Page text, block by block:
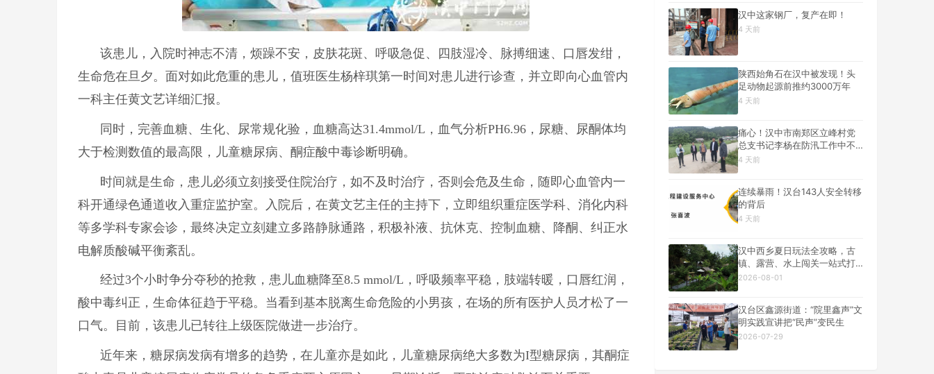
该患儿，入院时神志不清，烦躁不安，皮肤花斑、呼吸急促、四肢湿冷、脉搏细速、口唇发绀，
生命危在旦夕。面对如此危重的患儿，值班医生杨梓琪第一时间对患儿进行诊查，并立即向心血管内
一科主任黄文艺详细汇报。
同时，完善血糖、生化、尿常规化验，血糖高达31.4mmol/L，血气分析PH6.96，尿糖、尿酮体均
大于检测数值的最高限，儿童糖尿病、酮症酸中毒诊断明确。
时间就是生命，患儿必须立刻接受住院治疗，如不及时治疗，否则会危及生命，随即心血管内一
科开通绿色通道收入重症监护室。入院后，在黄文艺主任的主持下，立即组织重症医学科、消化内科
等多学科专家会诊，最终决定立刻建立多路静脉通路，积极补液、抗休克、控制血糖、降酮、纠正水
电解质酸碱平衡紊乱。
经过3个小时争分夺秒的抢救，患儿血糖降至8.5 mmol/L，呼吸频率平稳，肢端转暖，口唇红润，
酸中毒纠正，生命体征趋于平稳。当看到基本脱离生命危险的小男孩，在场的所有医护人员才松了一
口气。目前，该患儿已转往上级医院做进一步治疗。
近年来，糖尿病发病有增多的趋势，在儿童亦是如此，儿童糖尿病绝大多数为I型糖尿病，其酮症
汉中这家钢厂，复产在即！
4 天前
陕西始角石在汉中被发现！头
足动物起源前推约3000万年
4 天前
痛心！汉中市南郑区立峰村党
总支书记李杨在防汛工作中不
幸遇难
4 天前
连续暴雨！汉台143人安全转移
的背后
4 天前
汉中西乡夏日玩法全攻略，古
镇、露营、水上闯关一站式打
卡
2026-08-01
汉台区鑫源街道：“院里鑫声”文
明实践宣讲把“民声”变民生
2026-07-29